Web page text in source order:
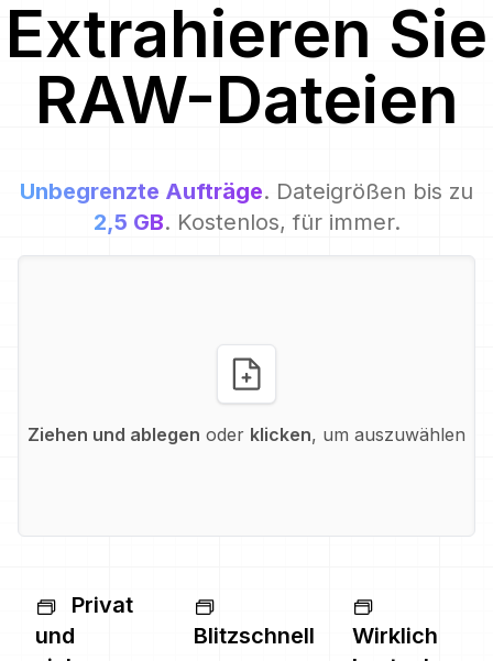
Extrahieren Sie
RAW-Dateien
Unbegrenzte Aufträge. Dateigrößen bis zu
2,5 GB. Kostenlos, für immer.
Ziehen und ablegen oder klicken, um auszuwählen
Privat
und
Blitzschnell
Wirklich